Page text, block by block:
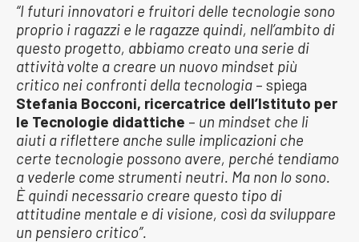
“I futuri innovatori e fruitori delle tecnologie sono
proprio i ragazzi e le ragazze quindi, nell’ambito di
questo progetto, abbiamo creato una serie di
attività volte a creare un nuovo mindset più
critico nei confronti della tecnologia – spiega
Stefania Bocconi, ricercatrice dell’Istituto per
le Tecnologie didattiche – un mindset che li
aiuti a riflettere anche sulle implicazioni che
certe tecnologie possono avere, perché tendiamo
a vederle come strumenti neutri. Ma non lo sono.
È quindi necessario creare questo tipo di
attitudine mentale e di visione, così da sviluppare
un pensiero critico”.